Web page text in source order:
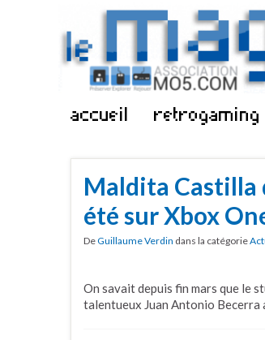
accueil retrogaming
Maldita Castilla
été sur Xbox
DeGuillaume Verdin dans la catégorie
On savait depuis fin mars que le
talentueux Juan Antonio